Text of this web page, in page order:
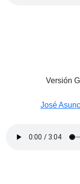
Versión
José